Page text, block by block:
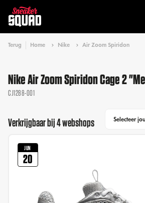
Terug Home Nike Air Zoom Spiridon
Nike Air Zoom Spiridon Cage 2
CJ1288-001
Verkrijgbaar bij 4 webshops Selecteer
JUN
20